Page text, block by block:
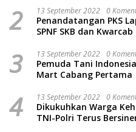
2 13 September 2022 0
Penandatangan PKS
SPNF SKB dan
3 13 September 2022 0
Pemuda Tani
Mart Cabang Pertama
4 13 September 2022 0
Dikukuhkan Warga
TNI-Polri Terus